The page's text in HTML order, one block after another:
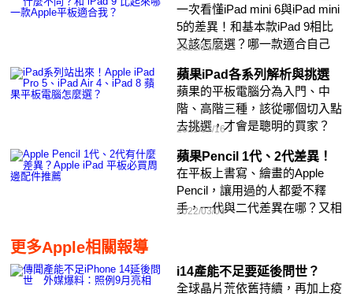
一次看懂iPad mini 6與iPad mini
5的差異！和基本款iPad 9相比
又該怎麼選？哪一款適合自己
2021/12/21
蘋果iPad各系列解析與挑選
蘋果的平板電腦分為入門、中
階、高階三種，該從哪個切入點
去挑選，才會是聰明的買家？
2021/07/16
蘋果Pencil 1代、2代差異！
在平板上書寫、繪畫的Apple
Pencil，讓用過的人都愛不釋
手，一代與二代差異在哪？又相
2022/03/04
更多Apple相關報導
i14產能不足要延後問世？
全球晶片荒依舊持續，再加上疫